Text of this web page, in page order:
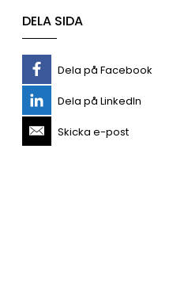
DELA SIDA
Dela på Facebook
Dela på LinkedIn
Skicka e-post